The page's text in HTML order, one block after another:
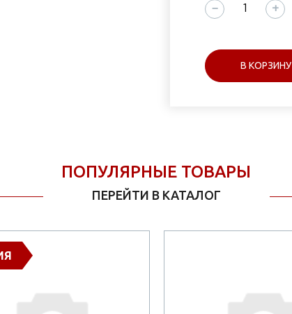
− +
В КОРЗИНУ
ПОПУЛЯРНЫЕ ТОВАРЫ
ПЕРЕЙТИ В КАТАЛОГ